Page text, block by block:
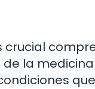
crucial
la medicina
que